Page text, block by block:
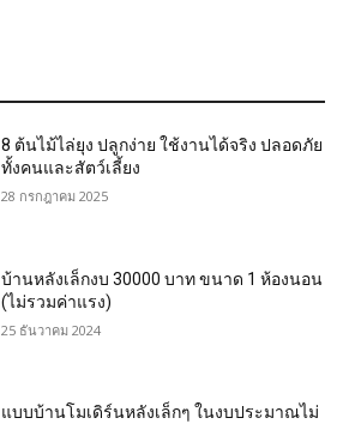
8 ต้นไม้ไล่ยุง ปลูกง่าย ใช้งานได้จริง ปลอดภัย
ทั้งคนและสัตว์เลี้ยง
28 กรกฎาคม 2025
บ้านหลังเล็กงบ 30000 บาท ขนาด 1 ห้องนอน
(ไม่รวมค่าแรง)
25 ธันวาคม 2024
แบบบ้านโมเดิร์นหลังเล็กๆ ในงบประมาณไม่